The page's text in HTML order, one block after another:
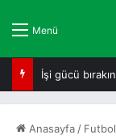
Menü
Tam da
Anasayfa / Futbol